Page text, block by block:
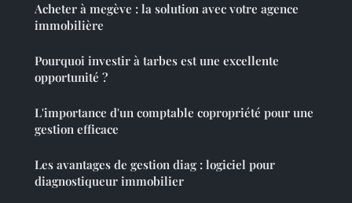
Acheter à megève : la solution avec votre agence
immobilière
Pourquoi investir à tarbes est une excellente
opportunité ?
L'importance d'un comptable copropriété pour une
gestion efficace
Les avantages de gestion diag : logiciel pour
diagnostiqueur immobilier